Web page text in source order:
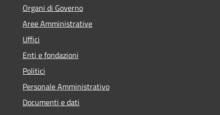
Organi di Governo
Aree Amministrative
Uffici
Enti e fondazioni
Politici
Personale Amministrativo
Documenti e dati